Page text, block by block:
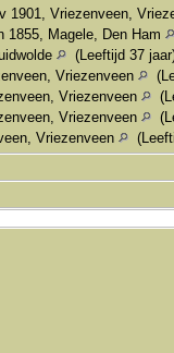
1901, Vriezenveen,
1855, Magele, Den Ham
(Leeftijd 37
Vriezenveen
Vriezenveen
Vriezenveen
Vriezenveen